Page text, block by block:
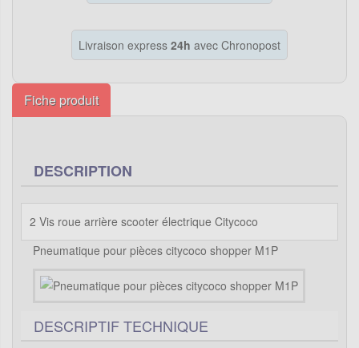
Livraison express 24h avec Chronopost
Fiche produit
DESCRIPTION
2 Vis roue arrière scooter électrique Citycoco
Pneumatique pour pièces citycoco shopper M1P
DESCRIPTIF TECHNIQUE